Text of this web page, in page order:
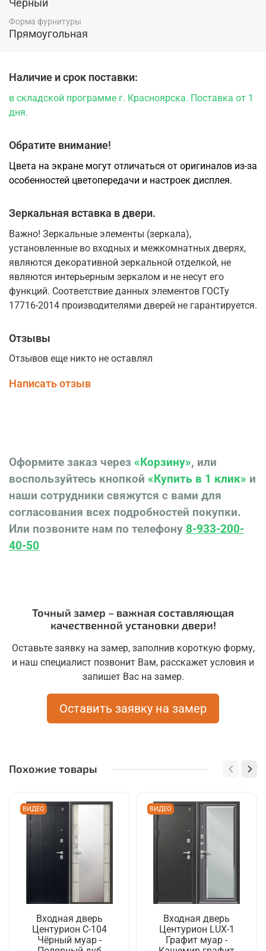
Чёрный
Форма фурнитуры
Прямоугольная
Наличие и срок поставки:
в складской программе г. Красноярска. Поставка от 1
дня.
Обратите внимание!
Цвета на экране могут отличаться от оригиналов из-за
особенностей цветопередачи и настроек дисплея.
Зеркальная вставка в двери.
Важно! Зеркальные элементы (зеркала),
установленные во входных и межкомнатных дверях,
являются декоративной зеркальной отделкой, не
являются интерьерным зеркалом и не несут его
функций. Соответствие данных элементов ГОСТу
17716-2014 производителями дверей не гарантируется.
Отзывы
Отзывов еще никто не оставлял
Написать отзыв
Оформите заказ через «Корзину», или
воспользуйтесь кнопкой «Купить в 1 клик» и
наши сотрудники свяжутся с вами для
согласования всех подробностей покупки.
Или позвоните нам по телефону 8-933-200-
40-50
Точный замер – важная составляющая
качественной установки двери!
Оставьте заявку на замер, заполнив короткую форму,
и наш специалист позвонит Вам, расскажет условия и
запишет Вас на замер.
Оставить заявку на замер
Похожие товары
ВИДЕО
Входная дверь
Центурион C-104
Чёрный муар -
ВИДЕО
Входная дверь
Центурион LUX-1
Графит муар -